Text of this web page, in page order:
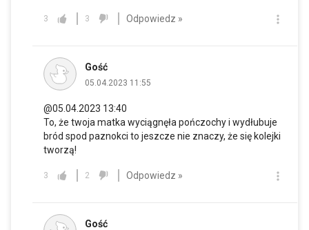
3 3 Odpowiedz »
Gość
05.04.2023 11:55
@05.04.2023 13:40
To, że twoja matka wyciągnęła pończochy i wydłubuje
bród spod paznokci to jeszcze nie znaczy, że się kolejki
tworzą!
3 2 Odpowiedz »
Gość